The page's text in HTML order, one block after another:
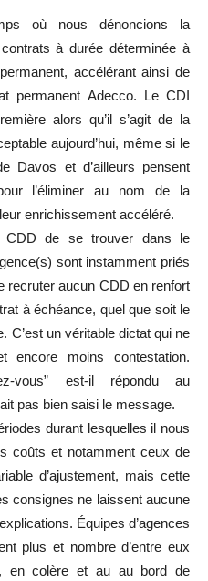
où nous dénoncions la
à durée déterminée à
accélérant ainsi de
permanent Adecco. Le CDI
alors qu’il s’agit de la
aujourd’hui, même si le
Davos et d’ailleurs pensent
l’éliminer au nom de la
enrichissement accéléré.
CDD de se trouver dans le
sont instamment priés
recruter aucun CDD en renfort
à échéance, quel que soit le
C’est un véritable dictat qui ne
encore moins contestation.
vous” est-il répondu au
pas bien saisi le message.
durant lesquelles il nous
coûts et notamment ceux de
d’ajustement, mais cette
consignes ne laissent aucune
Équipes d’agences
plus et nombre d’entre eux
en colère et au au bord de